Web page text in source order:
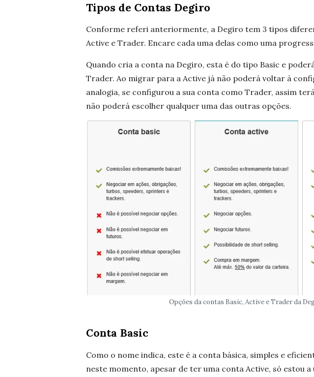
Tipos de Contas Degiro
Conforme referi anteriormente, a Degiro tem 3 tipos
Active e Trader. Encare cada uma delas como uma
Quando cria a conta na Degiro, esta é do tipo Basic e
Trader. Ao migrar para a Active já não poderá voltar à
analogia, se configurou a sua conta como Trader, assim
não poderá escolher qualquer uma das outras opções.
Opções da contas Basic, Active e Trader da
Conta Basic
Como o nome indica, este é a conta básica, simples e
neste momento, apesar de ter uma conta Active, só estou a